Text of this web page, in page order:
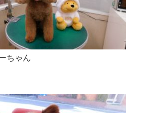
ちゃん